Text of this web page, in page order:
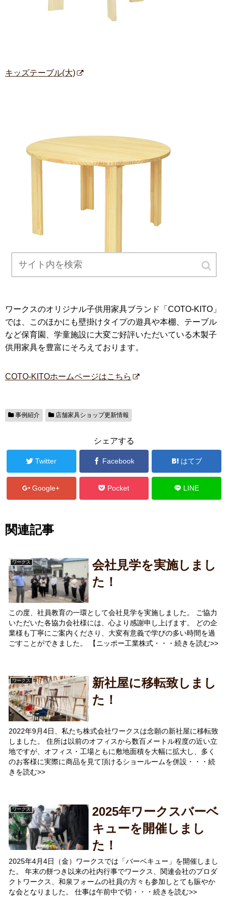
キッズテーブル(大)
ワークスのオリジナル子供用家具ブランド「COTO-KITO」
では、このほかにも壁掛けタイプの遊具や本棚、テーブル
など保育園、学童施設に大変ご好評いただいている木製子
供用家具を豊富にそろえております。
COTO-KITOホームページはこちら
事例紹介 店舗家具ショップ更新情報
シェアする
Twitter Facebook はてブ
Google+ Pocket LINE
関連記事
ワークス
会社見学を実施しまし
た！
この度、社員教育の一環として会社見学を実施しました。 ご協力
いただいた各協力会社様には、心より感謝申し上げます。 どの企
業様も丁寧にご案内くださり、大変有意義で学びの多い時間を過
ごすことができました。 【ニッポー工業株式・・・続きを読む>>
ワークス
新社屋に移転致しまし
た！
2022年9月4日、私たち株式会社ワークスは念願の新社屋に移転致
しました。 住所は以前のオフィスから数百メートル程度の近い立
地ですが、オフィス・工場ともに敷地面積を大幅に拡大し、多く
のお客様に実際に商品を見て頂けるショールームを併設・・・続
きを読む>>
ワークス
2025年ワークスバーベ
キューを開催しまし
た！
2025年4月4日（金）ワークスでは「バーベキュー」を開催しまし
た。 年末の餅つき以来の社内行事でワークス、関連会社のプロダ
クトワークス、和泉フォームの社員の方々も参加しとても賑やか
な会となりました。 仕事は午前中で切・・・続きを読む>>